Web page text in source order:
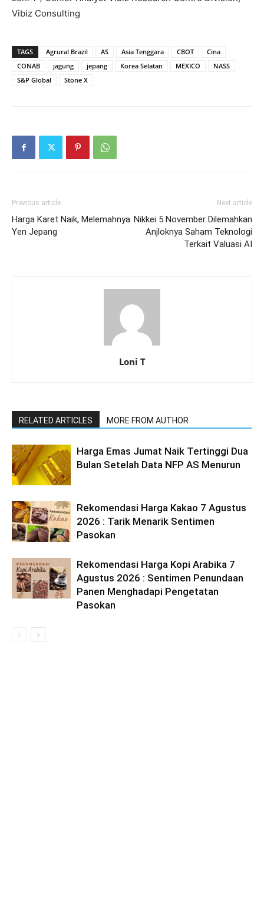
Vibiz Consulting
TAGS Agrural Brazil AS Asia Tenggara CBOT
Cina
CONAB
jagung jepang Korea Selatan MEXICO
NASS
S&P Global
Stone X
Previous article
Harga Karet Naik, Melemahnya
Yen Jepang
Next article
Nikkei 5 November Dilemahkan
Anjloknya Saham Teknologi
Terkait Valuasi AI
Loni T
RELATED ARTICLES MORE FROM AUTHOR
Harga Emas Jumat Naik Tertinggi Dua
Bulan Setelah Data NFP AS Menurun
Rekomendasi Harga Kakao 7 Agustus
2026 : Tarik Menarik Sentimen
Pasokan
Rekomendasi Harga Kopi Arabika 7
Agustus 2026 : Sentimen Penundaan
Panen Menghadapi Pengetatan
Pasokan